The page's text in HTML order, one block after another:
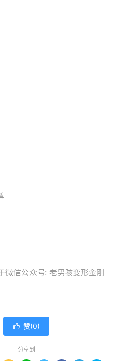
微信公众号: 老男孩变形金刚
 赞(0)
分享到